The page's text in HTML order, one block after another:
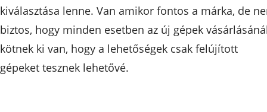
kiválasztása lenne. Van amikor fontos a márka, de
biztos, hogy minden esetben az új gépek
kötnek ki van, hogy a lehetőségek csak felújított
gépeket tesznek lehetővé.